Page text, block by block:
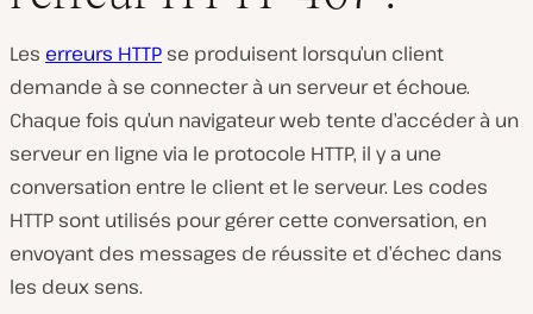
Les erreurs HTTP se produisent lorsqu’un client
demande à se connecter à un serveur et échoue.
Chaque fois qu’un navigateur web tente d’accéder à un
serveur en ligne via le protocole HTTP, il y a une
conversation entre le client et le serveur. Les codes
HTTP sont utilisés pour gérer cette conversation, en
envoyant des messages de réussite et d’échec dans
les deux sens.